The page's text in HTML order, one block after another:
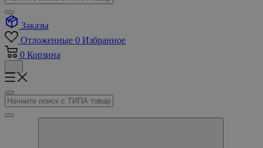
Заказы
Отложенные 0 Избранное
0 Корзина